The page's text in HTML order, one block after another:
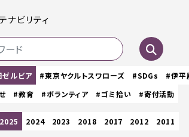
ナビリティ
ルビア #東京ヤクルトスワローズ #SDGs #伊平
#教育 #ボランティア #ゴミ拾い #寄付活動
2025 2024 2023 2018 2017 2012 2011